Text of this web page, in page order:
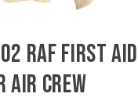
RAF First Aid
Crew